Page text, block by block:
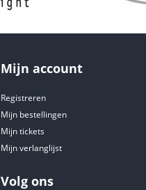
Mijn account
Registreren
Mijn bestellingen
Mijn tickets
Mijn verlanglijst
Volg ons